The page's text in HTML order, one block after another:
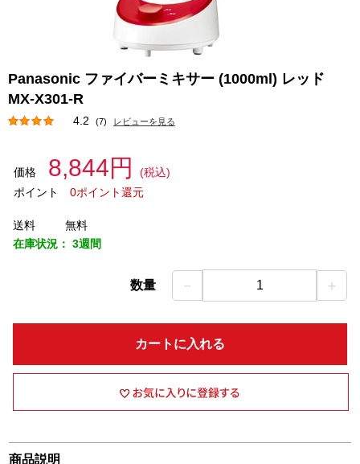
Panasonic ファイバーミキサー (1000ml) レッド
MX-X301-R
4.2 (7) レビューを見る
価格 8,844円
(税込)
ポイント
0ポイント還元
送料
無料
在庫状況： 3週間
数量 － 1 ＋
カートに入れる
商品説明